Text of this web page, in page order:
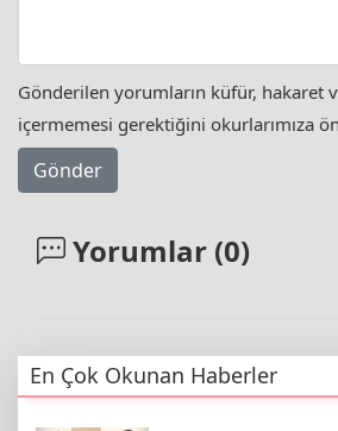
Gönderilen yorumların küfür, hakaret
içermemesi gerektiğini okurlarımıza
Gönder
Yorumlar (0)
En Çok Okunan Haberler